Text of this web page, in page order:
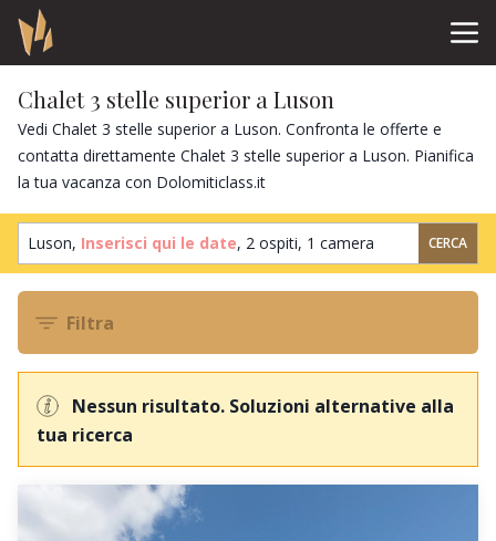
Chalet 3 stelle superior a Luson
Vedi Chalet 3 stelle superior a Luson. Confronta le offerte e
contatta direttamente Chalet 3 stelle superior a Luson. Pianifica
la tua vacanza con Dolomiticlass.it
Luson, Inserisci qui le date, 2 ospiti, 1 camera CERCA
Filtra
Nessun risultato. Soluzioni alternative alla
tua ricerca